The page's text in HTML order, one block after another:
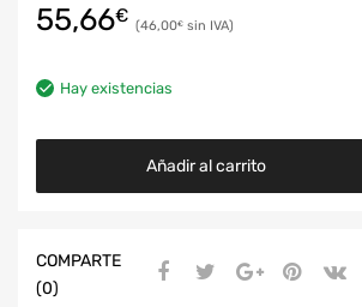
55,66€ 46,00€
Hay existencias
Añadir al carrito
COMPARTE
(0)